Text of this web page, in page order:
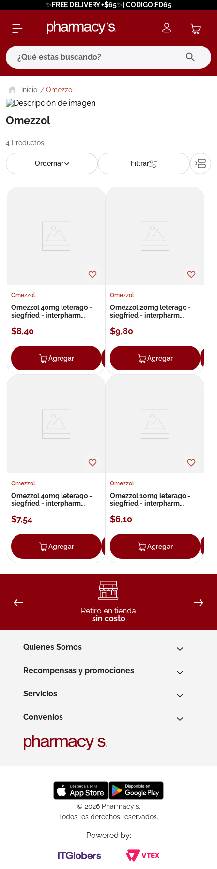
✨FREE DELIVERY +$65✨| CODIGO:FD65
¿Qué estas buscando?
Omezzol
Omezzol
4 Productos
Omezzol
Omezzol 40mg leterago -
siegfried - interpharm
$8,40
Agregar Agregar
Omezzol
Omezzol 20mg leterago -
siegfried - interpharm
$9,80
Agregar
Omezzol
Omezzol 40mg leterago -
siegfried - interpharm
$7,54
Agregar Agregar
Omezzol
Omezzol 10mg leterago -
siegfried - interpharm
$6,10
Agregar
Retiro en tienda
sin costo
Quienes Somos
Recompensas y promociones
Servicios
Convenios
© 2026 Pharmacy's.
Todos los derechos reservados.
Powered by:
términos más buscados
1. eucerin
2. protector solar
3. bioderma
5. cerave
roche posay
nivea